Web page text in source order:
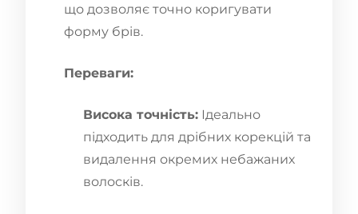
що дозволяє точно коригувати
форму брів.
Переваги:
Висока точність: Ідеально
підходить для дрібних корекцій та
видалення окремих небажаних
волосків.